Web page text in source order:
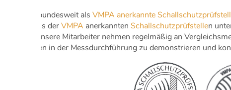
Wir sind bundesweit als VMPA anerkannte
Verzeichnis derVMPA anerkannten Schallschutzprüfstellen
geführt. Unsere Mitarbeiter nehmen regelmäßig an
Fachwissen in der Messdurchführung zu demonstrieren und